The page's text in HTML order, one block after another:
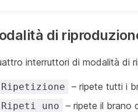
di
interruttori di modalità di
Ripetizione – ripete tutti i
Ripeti uno – ripete il brano